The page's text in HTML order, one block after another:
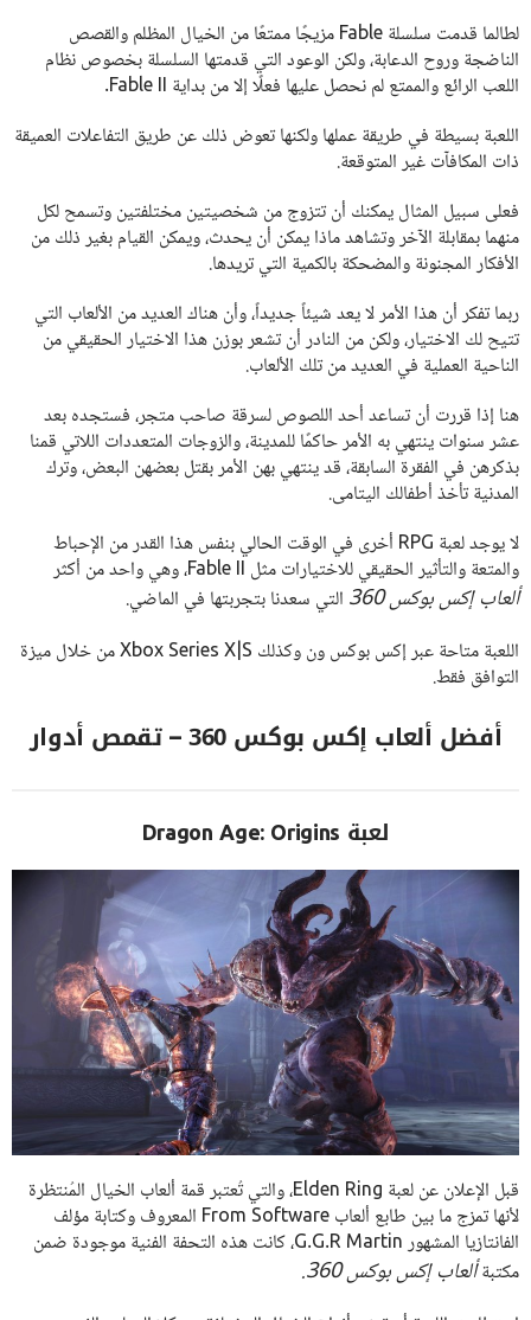
لطالما قدمت سلسلة Fable مزيجًا ممتعًا من الخيال المظلم والقصص
الناضجة وروح الدعابة، ولكن الوعود التي قدمتها السلسلة بخصوص نظام
اللعب الرائع والممتع لم نحصل عليها فعلًا إلا من بداية Fable II.
اللعبة بسيطة في طريقة عملها ولكنها تعوض ذلك عن طريق التفاعلات العميقة
ذات المكافآت غير المتوقعة.
فعلى سبيل المثال يمكنك أن تتزوج من شخصيتين مختلفتين وتسمح لكل
منهما بمقابلة الآخر وتشاهد ماذا يمكن أن يحدث، ويمكن القيام بغير ذلك من
الأفكار المجنونة والمضحكة بالكمية التي تريدها.
ربما تفكر أن هذا الأمر لا يعد شيئاً جديداً، وأن هناك العديد من الألعاب التي
تتيح لك الاختيار، ولكن من النادر أن تشعر بوزن هذا الاختيار الحقيقي من
الناحية العملية في العديد من تلك الألعاب.
هنا إذا قررت أن تساعد أحد اللصوص لسرقة صاحب متجر، فستجده بعد
عشر سنوات ينتهي به الأمر حاكمًا للمدينة، والزوجات المتعددات اللاتي قمنا
بذكرهن في الفقرة السابقة، قد ينتهي بهن الأمر بقتل بعضهن البعض، وترك
المدنية تأخذ أطفالك اليتامى.
لا يوجد لعبة RPG أخرى في الوقت الحالي بنفس هذا القدر من الإحباط
والمتعة والتأثير الحقيقي للاختيارات مثل Fable II، وهي واحد من أكثر
ألعاب إكس بوكس 360
التي سعدنا بتجربتها في الماضي.
اللعبة متاحة عبر إكس بوكس ون وكذلك Xbox Series X|S من خلال ميزة
التوافق فقط.
أفضل ألعاب إكس بوكس 360 – تقمص أدوار
لعبة Dragon Age: Origins
قبل الإعلان عن لعبة Elden Ring، والتي تُعتبر قمة ألعاب الخيال المُنتظرة
لأنها تمزج ما بين طابع ألعاب From Software المعروف وكتابة مؤلف
الفانتازيا المشهور G.G.R Martin، كانت هذه التحفة الفنية موجودة ضمن
مكتبةألعاب إكس بوكس 360.